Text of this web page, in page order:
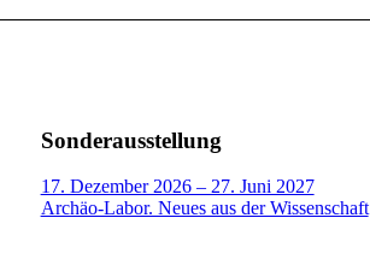
Sonderausstellung
17. Dezember 2026 – 27. Juni 2027
Archäo-Labor. Neues aus der Wissenschaft